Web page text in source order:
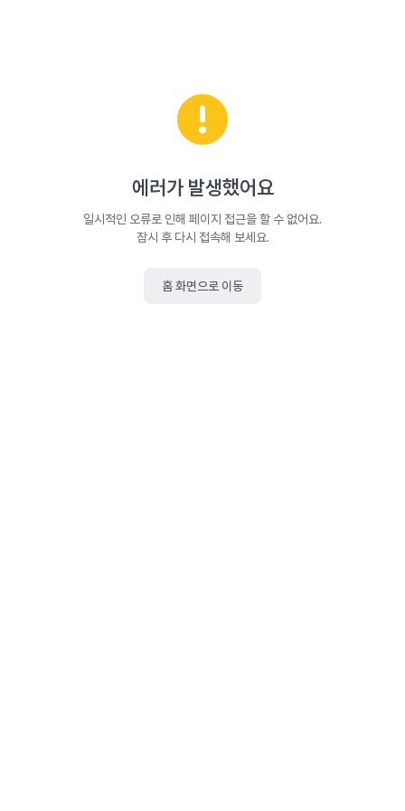
에러가 발생했어요
일시적인 오류로 인해 페이지 접근을 할 수 없어요.
잠시 후 다시 접속해 보세요.
홈 화면으로 이동